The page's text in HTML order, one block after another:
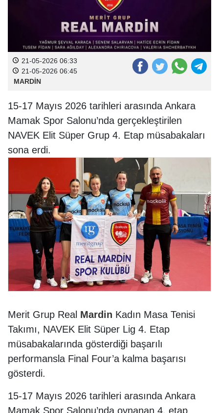
21-05-2026 06:33
21-05-2026 06:45
MARDİN
15-17 Mayıs 2026 tarihleri arasında Ankara
Mamak Spor Salonu’nda gerçekleştirilen
NAVEK Elit Süper Grup 4. Etap müsabakaları
sona erdi.
Merit Grup Real Mardin Kadın Masa Tenisi
Takımı, NAVEK Elit Süper Lig 4. Etap
müsabakalarında gösterdiği başarılı
performansla Final Four’a kalma başarısı
gösterdi.
15-17 Mayıs 2026 tarihleri arasında Ankara
Mamak Spor Salonu’nda oynanan 4. etap